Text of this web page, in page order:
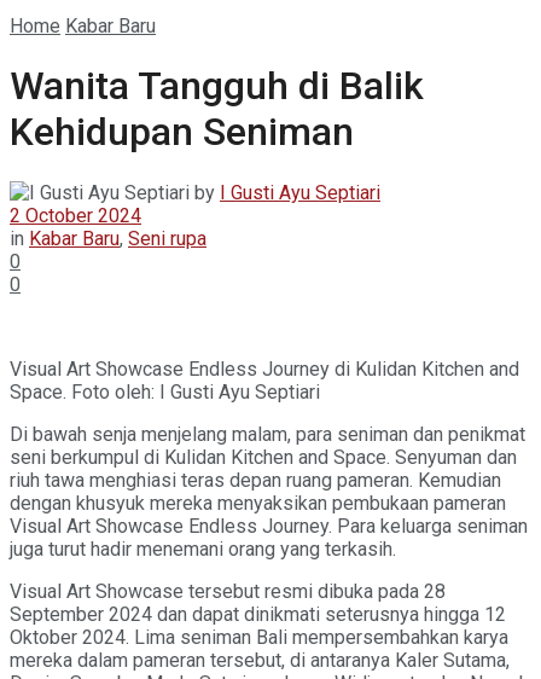
Home Kabar Baru
Wanita Tangguh di Balik
Kehidupan Seniman
by I Gusti Ayu Septiari
2 October 2024
in Kabar Baru, Seni rupa
0
0
Visual Art Showcase Endless Journey di Kulidan Kitchen and
Space. Foto oleh: I Gusti Ayu Septiari
Di bawah senja menjelang malam, para seniman dan penikmat
seni berkumpul di Kulidan Kitchen and Space. Senyuman dan
riuh tawa menghiasi teras depan ruang pameran. Kemudian
dengan khusyuk mereka menyaksikan pembukaan pameran
Visual Art Showcase Endless Journey. Para keluarga seniman
juga turut hadir menemani orang yang terkasih.
Visual Art Showcase tersebut resmi dibuka pada 28
September 2024 dan dapat dinikmati seterusnya hingga 12
Oktober 2024. Lima seniman Bali mempersembahkan karya
mereka dalam pameran tersebut, di antaranya Kaler Sutama,